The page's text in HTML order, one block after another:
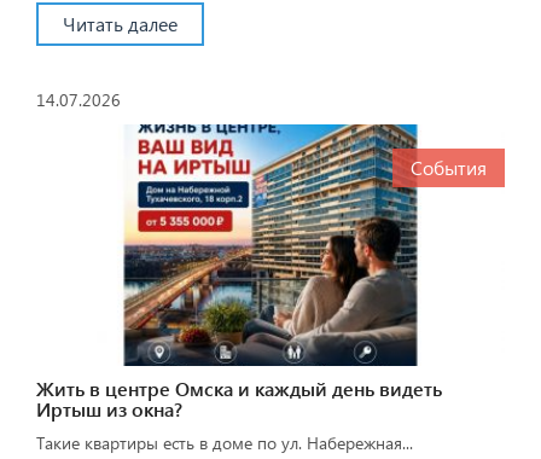
Читать далее
14.07.2026
События
Жить в центре Омска и каждый день видеть
Иртыш из окна?
Такие квартиры есть в доме по ул. Набережная...